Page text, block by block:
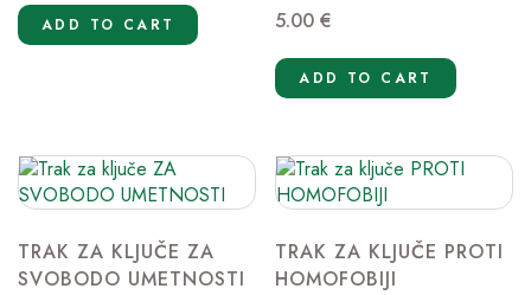
ADD TO CART
5.00€
ADD TO CART
TRAK ZA KLJUČE ZA
SVOBODO UMETNOSTI
TRAK ZA KLJUČE PROTI
HOMOFOBIJI